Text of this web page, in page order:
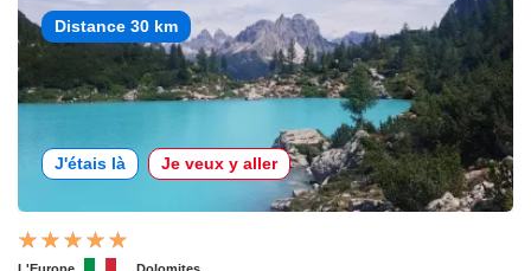
Distance 30 km
J'étais là Je veux y aller